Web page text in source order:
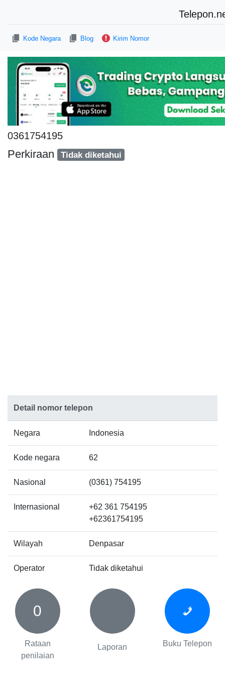
Kode Negara Blog Kirim Nomor
0361754195
Perkiraan Tidak diketahui
Detail nomor telepon
Negara Indonesia
Kode negara 62
Nasional (0361) 754195
Internasional
+62 361 754195
+62361754195
Wilayah Denpasar
Operator Tidak diketahui
0
Rataan
penilaian
Laporan Buku Telepon